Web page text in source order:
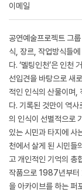
이메일
공연예술프로젝트 그
식, 장르, 작업방식들
다. ‘멜팅인천’은 인천
선입견을 바탕으로 새
적인 인식의 산물이며,
다. 기록된 것만이 역
의 인식이 선별적으로
있는 시민과 타지에 사
천에서 살게 된 시민들
고 개인적인 기억의 총
작품으로 1987년부터
을 아카이브를 하는 퍼